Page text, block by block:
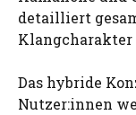
detailliert
Klangcharakter
Das hybride
Nutzer:innen